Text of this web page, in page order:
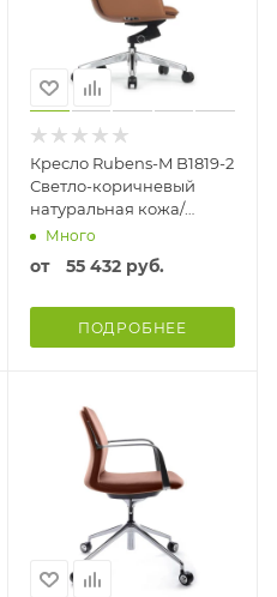
Кресло Rubens-M B1819-2
Светло-коричневый
натуральная кожа/
экокожа
Много
от 55 432 руб.
ПОДРОБНЕЕ